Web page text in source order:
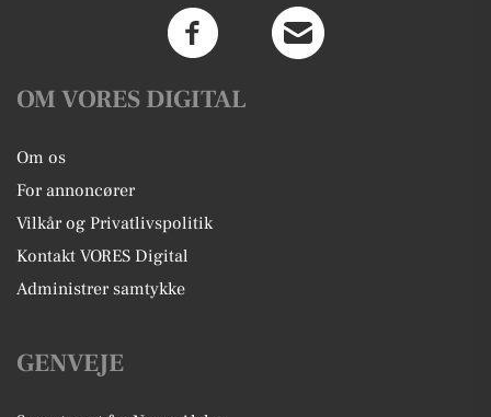
OM VORES DIGITAL
Om os
For annoncører
Vilkår og Privatlivspolitik
Kontakt VORES Digital
Administrer samtykke
GENVEJE